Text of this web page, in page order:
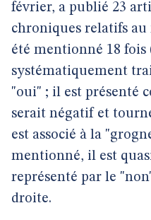
février, a publié 23
chroniques relatifs
été mentionné 18 fois
systématiquement
"oui" ; il est présenté
serait négatif et
est associé à la
mentionné, il est
représenté par le
droite.